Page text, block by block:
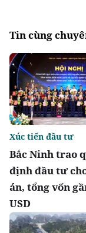
Tin cùng
Bắc Ninh trao
định đầu tư
án, tổng vốn
USD
Xúc tiến đầu tư